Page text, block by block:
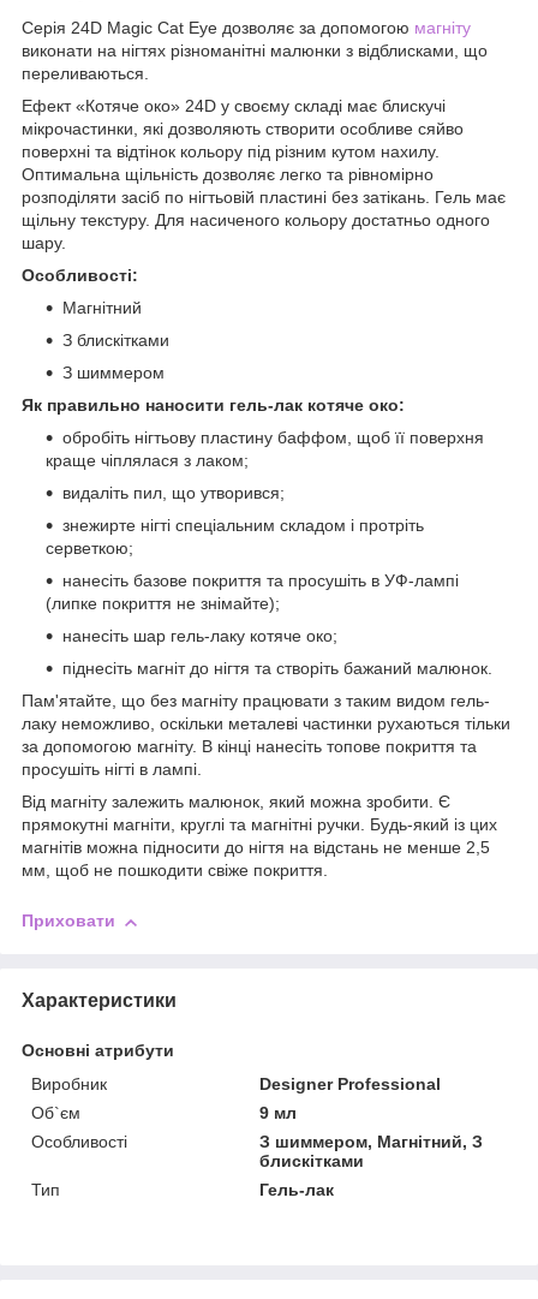
Серія 24D Magic Cat Eye дозволяє за допомогою магніту
виконати на нігтях різноманітні малюнки з відблисками, що
переливаються.
Ефект «Котяче око» 24D у своєму складі має блискучі
мікрочастинки, які дозволяють створити особливе сяйво
поверхні та відтінок кольору під різним кутом нахилу.
Оптимальна щільність дозволяє легко та рівномірно
розподіляти засіб по нігтьовій пластині без затікань. Гель має
щільну текстуру. Для насиченого кольору достатньо одного
шару.
Особливості:
Магнітний
З блискітками
З шиммером
Як правильно наносити гель-лак котяче око:
обробіть нігтьову пластину баффом, щоб її поверхня
краще чіплялася з лаком;
видаліть пил, що утворився;
знежирте нігті спеціальним складом і протріть
серветкою;
нанесіть базове покриття та просушіть в УФ-лампі
(липке покриття не знімайте);
нанесіть шар гель-лаку котяче око;
піднесіть магніт до нігтя та створіть бажаний малюнок.
Пам'ятайте, що без магніту працювати з таким видом гель-
лаку неможливо, оскільки металеві частинки рухаються тільки
за допомогою магніту. В кінці нанесіть топове покриття та
просушіть нігті в лампі.
Від магніту залежить малюнок, який можна зробити. Є
прямокутні магніти, круглі та магнітні ручки. Будь-який із цих
магнітів можна підносити до нігтя на відстань не менше 2,5
мм, щоб не пошкодити свіже покриття.
Приховати
Характеристики
Основні атрибути
Виробник
Designer Professional
Об`єм
9 мл
Особливості
З шиммером, Магнітний, З
блискітками
Тип
Гель-лак